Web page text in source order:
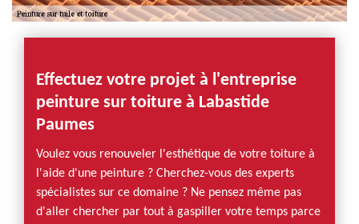
Effectuez votre projet à l'entreprise
peinture sur toiture à Labastide
Paumes
Voulez vous renouveler l'esthétique de votre toiture à
l'aide d'une peinture ? Cherchez-vous des experts
spécialistes sur ce domaine ? Ne pensez même pas
d'aller chercher par tout à gaspiller votre temps parce